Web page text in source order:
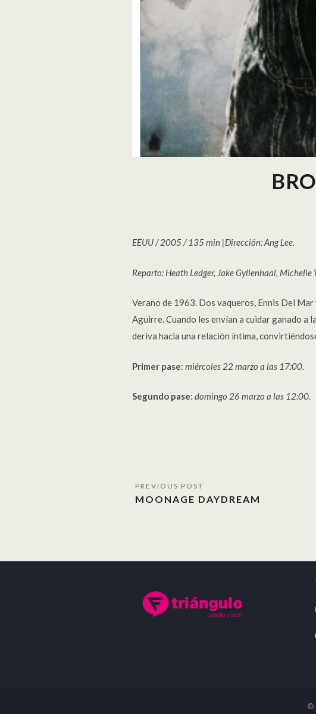
EEUU / 2005 / 135 min |Dirección: Ang Lee.
Reparto: Heath Ledger, Jake Gyllenhaal,
Verano de 1963. Dos vaqueros, Ennis Del
Aguirre. Cuando les envían a cuidar ganado a
deriva hacia una relación íntima,
Primer pase: miércoles 22 marzo a las 17:00.
Segundo pase: domingo 26 marzo a las 12:00.
MOONAGE DAYDREAM
©